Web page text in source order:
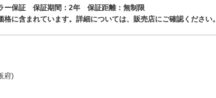
ー保証 保証期間：2年 保証距離：無制限
格に含まれています。詳細については、販売店にご確認ください。
府)